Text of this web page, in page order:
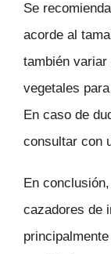
Se
acorde al
también
vegetales
En caso de
consultar con
En
cazadores de